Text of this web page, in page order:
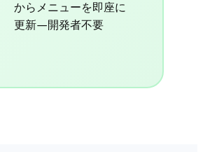
からメニューを即座に
更新—開発者不要